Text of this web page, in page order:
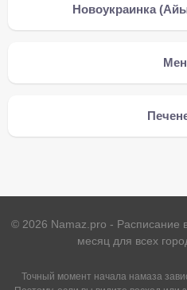
Новоукраинка
© 2026 Namaz.pro - Расписание
месяц для всех
Точный момент начала намаза